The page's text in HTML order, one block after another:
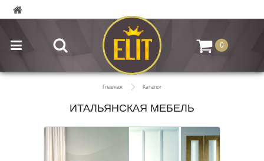
0
Главная Каталог
ИТАЛЬЯНСКАЯ МЕБЕЛЬ